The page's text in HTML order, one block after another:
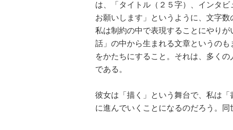
は、「タイトル（２５字）、インタ
お願いします」というように、文字数
私は制約の中で表現することにやり
話」の中から生まれる文章というの
をかたちにすること。それは、多く
である。
彼女は「描く」という舞台で、私は
に進んでいくことになるのだろう。同